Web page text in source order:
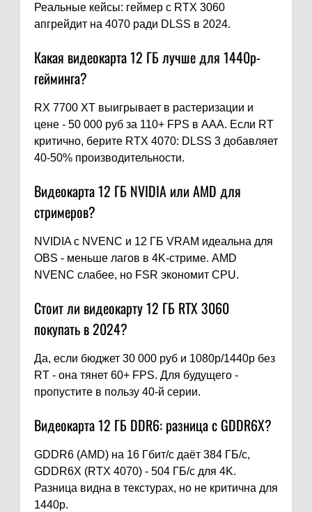
Реальные кейсы: геймер с RTX 3060
апгрейдит на 4070 ради DLSS в 2024.
Какая видеокарта 12 ГБ лучше для 1440p-
гейминга?
RX 7700 XT выигрывает в растеризации и
цене - 50 000 руб за 110+ FPS в AAA. Если RT
критично, берите RTX 4070: DLSS 3 добавляет
40-50% производительности.
Видеокарта 12 ГБ NVIDIA или AMD для
стримеров?
NVIDIA с NVENC и 12 ГБ VRAM идеальна для
OBS - меньше лагов в 4K-стриме. AMD
NVENC слабее, но FSR экономит CPU.
Стоит ли видеокарту 12 ГБ RTX 3060
покупать в 2024?
Да, если бюджет 30 000 руб и 1080p/1440p без
RT - она тянет 60+ FPS. Для будущего -
пропустите в пользу 40-й серии.
Видеокарта 12 ГБ DDR6: разница с GDDR6X?
GDDR6 (AMD) на 16 Гбит/с даёт 384 ГБ/с,
GDDR6X (RTX 4070) - 504 ГБ/с для 4K.
Разница видна в текстурах, но не критична для
1440p.